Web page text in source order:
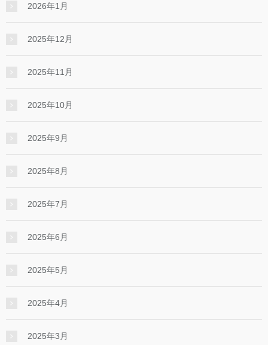
2026年1月
2025年12月
2025年11月
2025年10月
2025年9月
2025年8月
2025年7月
2025年6月
2025年5月
2025年4月
2025年3月